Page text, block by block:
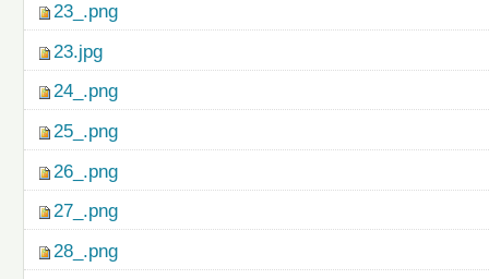
23_.png
23.jpg
24_.png
25_.png
26_.png
27_.png
28_.png